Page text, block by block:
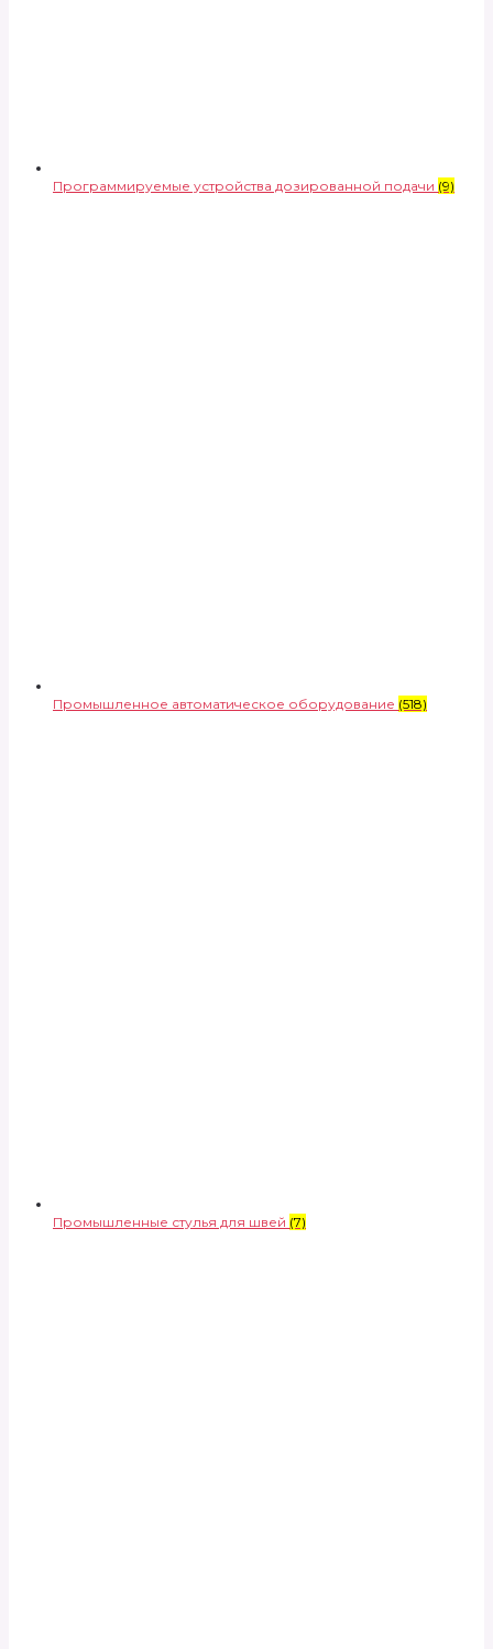
Программируемые устройства дозированной подачи (9)
Промышленное автоматическое оборудование (518)
Промышленные стулья для швей (7)